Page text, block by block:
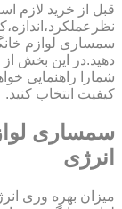
قبل از خرید لازم
سمساری لوازم
دهید.در این بخش
شمارا راهنمایی
کیفیت انتخاب کنید.
سمساری
انرژی
میزان بهره وری